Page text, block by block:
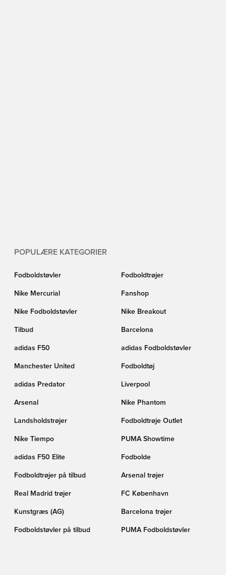
POPULÆRE KATEGORIER
Fodboldstøvler Fodboldtrøjer
Nike Mercurial Fanshop
Nike Fodboldstøvler Nike Breakout
Tilbud Barcelona
adidas F50 adidas Fodboldstøvler
Manchester United Fodboldtøj
adidas Predator Liverpool
Arsenal Nike Phantom
Landsholdstrøjer Fodboldtrøje Outlet
Nike Tiempo PUMA Showtime
adidas F50 Elite Fodbolde
Fodboldtrøjer på tilbud Arsenal trøjer
Real Madrid trøjer FC København
Kunstgræs (AG) Barcelona trøjer
Fodboldstøvler på tilbud PUMA Fodboldstøvler